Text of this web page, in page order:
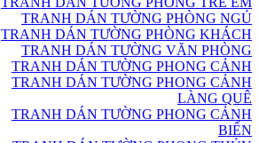
TRANH DÁN TƯỜNG PHÒNG NGỦ
TRANH DÁN TƯỜNG PHÒNG KHÁCH
TRANH DÁN TƯỜNG VĂN PHÒNG
TRANH DÁN TƯỜNG PHONG CẢNH
TRANH DÁN TƯỜNG PHONG CẢNH
LÀNG QUÊ
TRANH DÁN TƯỜNG PHONG CẢNH
BIỂN